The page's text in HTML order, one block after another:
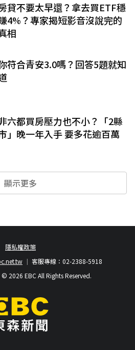
貸不要太早還？拿去買ETF穩
4%？專家揭短影音沒說完的
相
符合青安3.0嗎？回答5題就知
六都買房壓力也不小？「2縣
」晚一年入手 要多花逾百萬
顯示更多
隱私權政策
客服專線：02-2388-5918
2026 EBC All Rights Reserved.